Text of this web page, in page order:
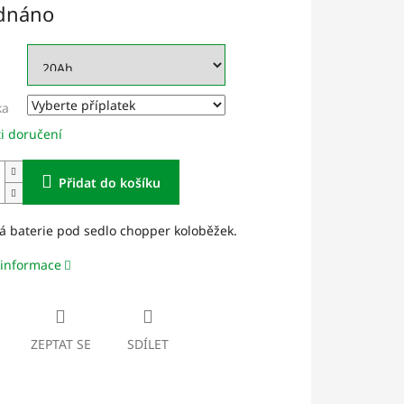
doručení
Přidat do košíku
baterie pod sedlo chopper koloběžek.
ZEPTAT SE SDÍLET